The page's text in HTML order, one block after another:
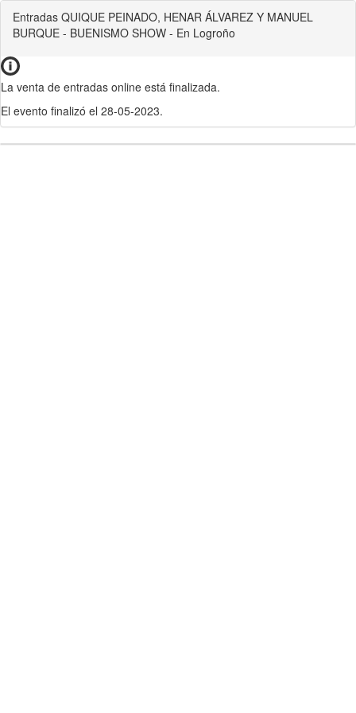
Entradas QUIQUE PEINADO, HENAR ÁLVAREZ Y MANUEL
BURQUE - BUENISMO SHOW - En Logroño
La venta de entradas online está finalizada.
El evento finalizó el 28-05-2023.